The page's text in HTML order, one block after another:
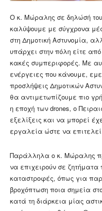
Ο κ. Μώραλης σε δηλώσή
καλύψουμε με σύγχρονα
στη Δημοτική Αστυνομία,
υπάρχει στην πόλη είτε
κακές συμπεριφορές. Με
ενέργειες που κάνουμε,
προσλήψεις Δημοτικών
θα αντιμετωπίζουμε πιο
η εποχή των drones, ο
εξελίξεις και να μπορεί
εργαλεία ώστε να
Παράλληλα ο κ. Μώραλης
να επιχειρούν σε
καταστροφές, όπως για
βροχόπτωση ποια σημεία
κατά τη διάρκεια μίας